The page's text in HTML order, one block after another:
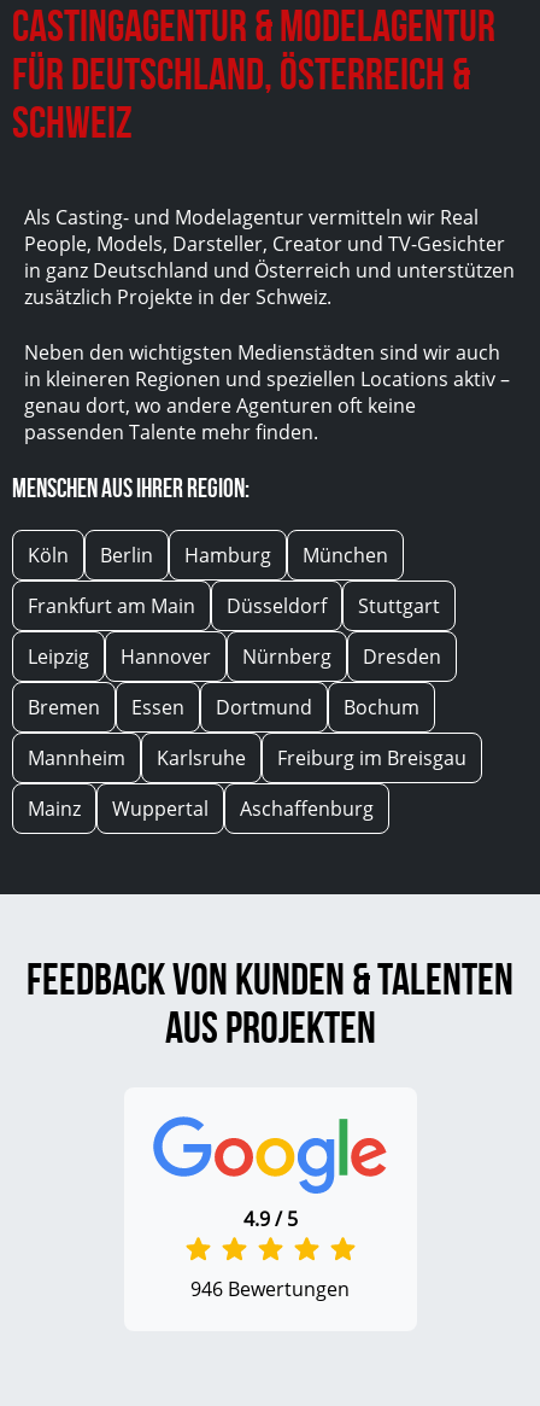
Castingagentur & Modelagentur
für Deutschland, Österreich &
Schweiz
Als Casting- und Modelagentur vermitteln wir Real
People, Models, Darsteller, Creator und TV-Gesichter
in ganz Deutschland und Österreich und unterstützen
zusätzlich Projekte in der Schweiz.
Neben den wichtigsten Medienstädten sind wir auch
in kleineren Regionen und speziellen Locations aktiv –
genau dort, wo andere Agenturen oft keine
passenden Talente mehr finden.
Menschen aus Ihrer Region:
Köln Berlin Hamburg
München
Frankfurt am Main
Düsseldorf
Stuttgart
Leipzig
Hannover Nürnberg
Dresden
Bremen
Essen Dortmund
Bochum
Mannheim
Karlsruhe
Freiburg im Breisgau
Mainz
Wuppertal Aschaffenburg
Feedback von Kunden & Talenten
aus Projekten
4.9 / 5
946 Bewertungen